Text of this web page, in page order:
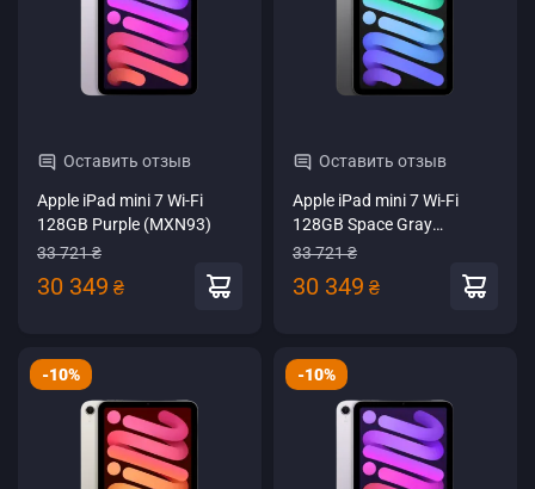
Оставить отзыв
Apple iPad mini 7 Wi-Fi
128GB Purple (MXN93)
33 721 ₴
30 349 ₴
Оставить отзыв
Apple iPad mini 7 Wi-Fi
128GB Space Gray
(MXN63)
33 721 ₴
30 349 ₴
-10% -10%